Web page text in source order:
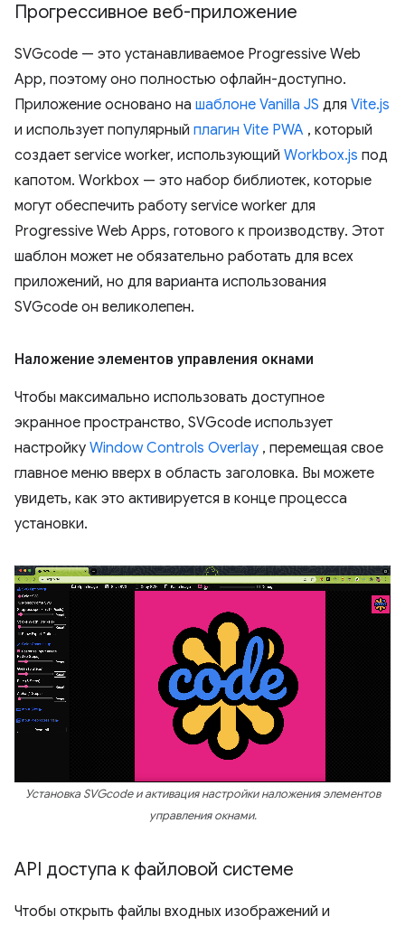
Прогрессивное веб-приложение
SVGcode — это устанавливаемое Progressive Web
App, поэтому оно полностью офлайн-доступно.
Приложение основано на шаблоне Vanilla JS для Vite.js
и использует популярный плагин Vite PWA , который
создает service worker, использующий Workbox.js под
капотом. Workbox — это набор библиотек, которые
могут обеспечить работу service worker для
Progressive Web Apps, готового к производству. Этот
шаблон может не обязательно работать для всех
приложений, но для варианта использования
SVGcode он великолепен.
Наложение элементов управления окнами
Чтобы максимально использовать доступное
экранное пространство, SVGcode использует
настройку Window Controls Overlay , перемещая свое
главное меню вверх в область заголовка. Вы можете
увидеть, как это активируется в конце процесса
установки.
Установка SVGcode и активация настройки наложения элементов
управления окнами.
API доступа к файловой системе
Чтобы открыть файлы входных изображений и